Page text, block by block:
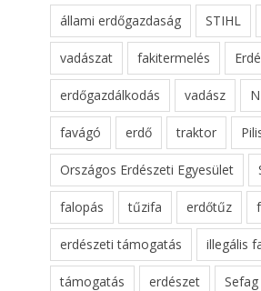
állami erdőgazdaság STIHL
vadászat fakitermelés
erdőgazdálkodás vadász
favágó erdő traktor
Országos Erdészeti Egyesület
falopás tűzifa erdőtűz
erdészeti támogatás illegális
támogatás erdészet